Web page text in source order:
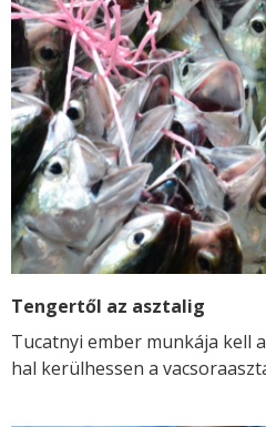
Tengertől az asztalig
Tucatnyi ember munkája kell
hal kerülhessen a